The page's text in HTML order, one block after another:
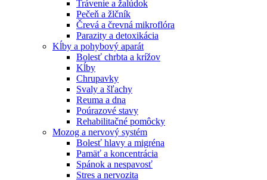
Trávenie a žalúdok
Pečeň a žlčník
Črevá a črevná mikroflóra
Parazity a detoxikácia
Kĺby a pohybový aparát
Bolesť chrbta a krížov
Kĺby
Chrupavky
Svaly a šľachy
Reuma a dna
Poúrazové stavy
Rehabilitačné pomôcky
Mozog a nervový systém
Bolesť hlavy a migréna
Pamäť a koncentrácia
Spánok a nespavosť
Stres a nervozita